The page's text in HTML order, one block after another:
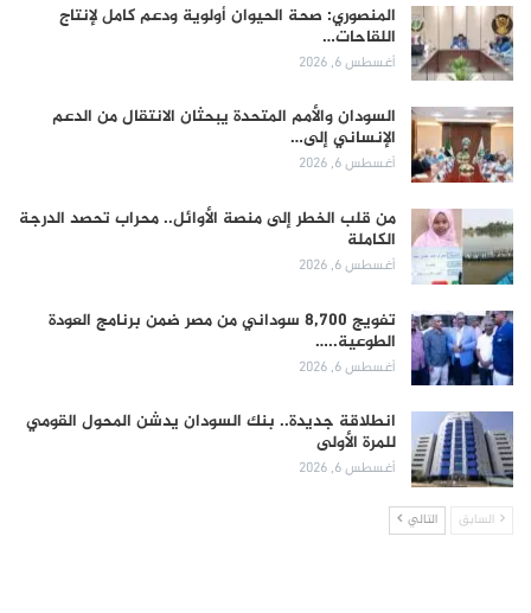
المنصوري: صحة الحيوان أولوية ودعم كامل لإنتاج
اللقاحات…
أغسطس 6, 2026
السودان والأمم المتحدة يبحثان الانتقال من الدعم
الإنساني إلى…
أغسطس 6, 2026
من قلب الخطر إلى منصة الأوائل.. محراب تحصد الدرجة
الكاملة
أغسطس 6, 2026
تفويج 8,700 سوداني من مصر ضمن برنامج العودة
الطوعية..…
أغسطس 6, 2026
انطلاقة جديدة.. بنك السودان يدشن المحول القومي
للمرة الأولى
أغسطس 6, 2026
السابق التالي